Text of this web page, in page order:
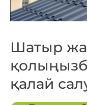
Шатыр
қалай